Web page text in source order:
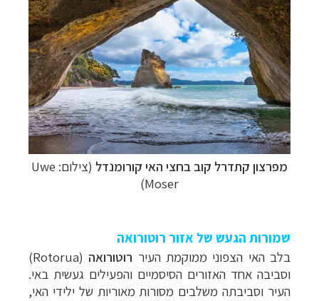
מפרצון קתדרל קוב בחצי האי קורומנדל (צילום: Uwe
Moser
)
שמורות הגעש של אזור רוטורואה
בלב האי הצפוני ממוקמת העיר רוטורואה (
Rotorua
)
וסביבה אחד האזורים הסיסמיים והפעילים געשית באי.
העיר וסביבתה משלבים מסורות מאוריות של ילידי האי,